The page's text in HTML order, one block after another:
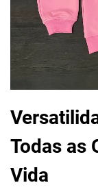
Todas as
Vida